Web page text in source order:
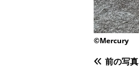
©Mercury
前の写真